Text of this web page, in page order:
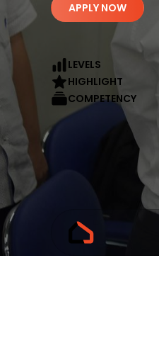
APPLY NOW
LEVELS
HIGHLIGHT
COMPETENCY